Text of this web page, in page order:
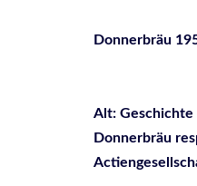
Donnerbräu
Alt: Geschichte
Donnerbräu